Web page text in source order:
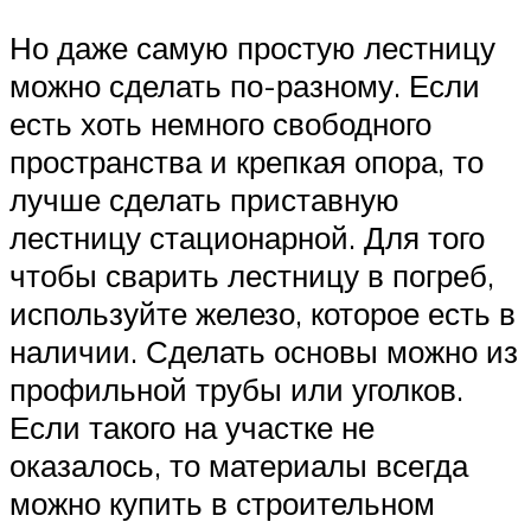
Но даже самую простую лестницу
можно сделать по-разному. Если
есть хоть немного свободного
пространства и крепкая опора, то
лучше сделать приставную
лестницу стационарной. Для того
чтобы сварить лестницу в погреб,
используйте железо, которое есть в
наличии. Сделать основы можно из
профильной трубы или уголков.
Если такого на участке не
оказалось, то материалы всегда
можно купить в строительном